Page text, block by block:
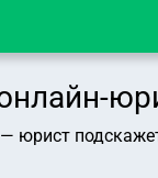
юрист